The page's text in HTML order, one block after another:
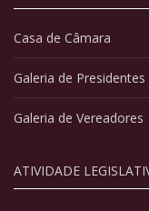
Casa de Câmara
Galeria de Presidentes
Galeria de Vereadores
ATIVIDADE